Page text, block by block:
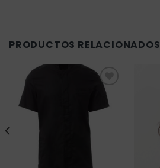
PRODUCTOS RELACIONADOS
Añadir
a la
lista de